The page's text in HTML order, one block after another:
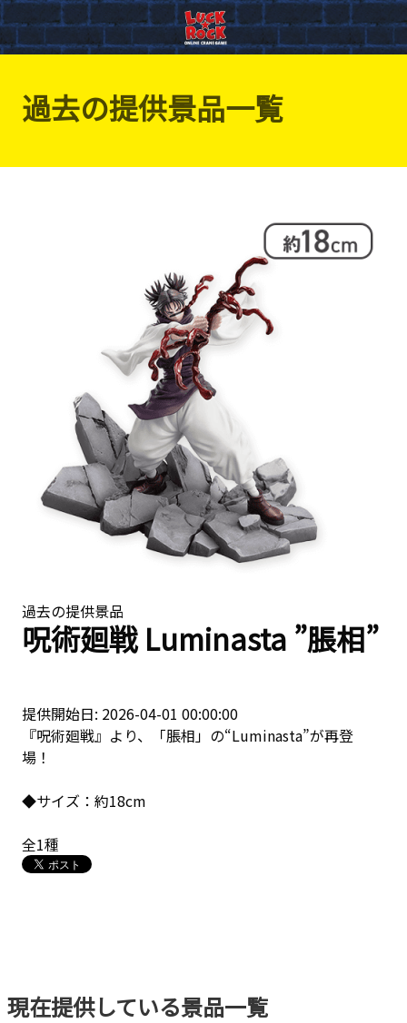
過去の提供景品一覧
過去の提供景品
呪術廻戦 Luminasta ”脹相”
提供開始日: 2026-04-01 00:00:00
『呪術廻戦』より、「脹相」の“Luminasta”が再登
場！
◆サイズ：約18cm
全1種
現在提供している景品一覧